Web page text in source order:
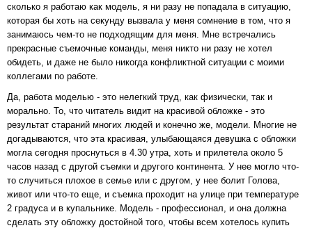
сколько я работаю как модель, я ни разу не попадала в ситуацию,
которая бы хоть на секунду вызвала у меня сомнение в том, что я
занимаюсь чем-то не подходящим для меня. Мне встречались
прекрасные съемочные команды, меня никто ни разу не хотел
обидеть, и даже не было никогда конфликтной ситуации с моими
коллегами по работе.
Да, работа моделью - это нелегкий труд, как физически, так и
морально. То, что читатель видит на красивой обложке - это
результат стараний многих людей и конечно же, модели. Многие не
догадываются, что эта красивая, улыбающаяся девушка с обложки
могла сегодня проснуться в 4.30 утра, хоть и прилетела около 5
часов назад с другой съемки и другого континента. У нее могло что-
то случиться плохое в семье или с другом, у нее болит Голова,
живот или что-то еще, и съемка проходит на улице при температуре
2 градуса и в купальнике. Модель - профессионал, и она должна
сделать эту обложку достойной того, чтобы всем хотелось купить